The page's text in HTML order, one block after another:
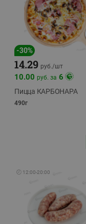
-30%
14.29 руб./шт
10.00 руб. за 6
Пицца КАРБОНАРА
490г
🕘 12:00-20:00